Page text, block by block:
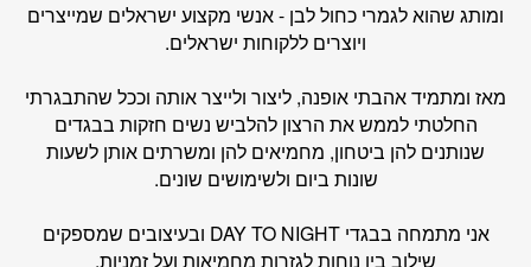
ומותג שהוא לגמרי כחול לבן - אנשי מקצוע ישראלים שמייצרים
ויוצרים ללקוחות ישראלים.
מאז ומתמיד אהבתי אופנה, ליצור ולייצר אותה וככל שהתבגרתי
החלטתי לממש את הרצון להלביש נשים חזקות בבגדים
שנותנים להן ביטחון, מחמיאים להן ומשרתים אותן לשעות
שונות ביום ולשימושים שונים.
אני מתמחה בבגדי DAY TO NIGHT ובעיצובים שמספקים
שילוב בין נוחות לגזרות מחמיאות ועל זמניות.